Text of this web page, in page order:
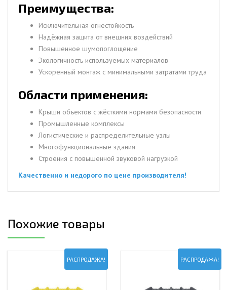
Преимущества:
Исключительная огнестойкость
Надёжная защита от внешних воздействий
Повышенное шумопоглощение
Экологичность используемых материалов
Ускоренный монтаж с минимальными затратами труда
Области применения:
Крыши объектов с жёсткими нормами безопасности
Промышленные комплексы
Логистические и распределительные узлы
Многофункциональные здания
Строения с повышенной звуковой нагрузкой
Качественно и недорого по цене производителя!
Похожие товары
РАСПРОДАЖА! РАСПРОДАЖА!